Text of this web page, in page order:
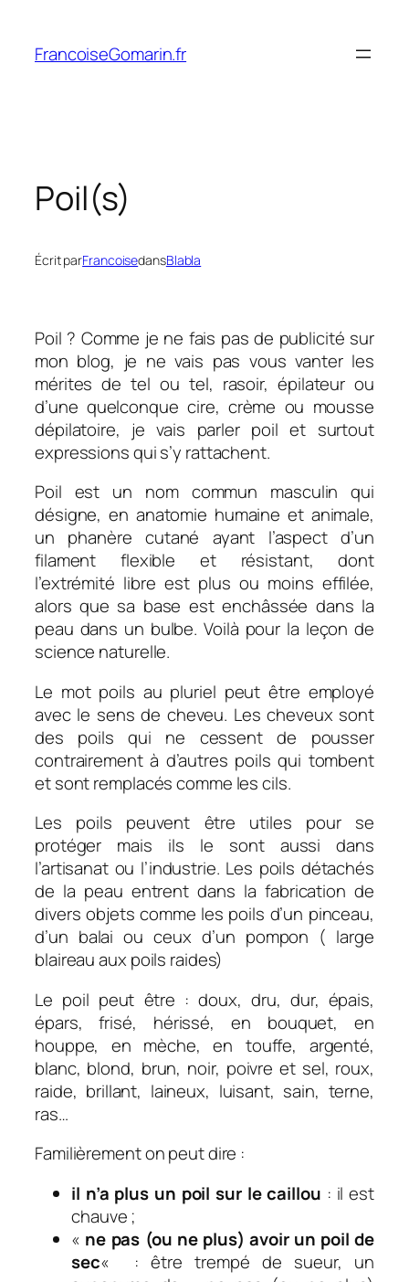
contenu
FrancoiseGomarin.fr
Poil(s)
Écrit parFrancoisedansBlabla
Poil ? Comme je ne fais pas de publicité sur
mon blog, je ne vais pas vous vanter les
mérites de tel ou tel, rasoir, épilateur ou
d’une quelconque cire, crème ou mousse
dépilatoire, je vais parler poil et surtout
expressions qui s’y rattachent.
Poil est un nom commun masculin qui
désigne, en anatomie humaine et animale,
un phanère cutané ayant l’aspect d’un
filament flexible et résistant, dont
l’extrémité libre est plus ou moins effilée,
alors que sa base est enchâssée dans la
peau dans un bulbe.Voilà pour la leçon de
science naturelle.
Le mot poils au pluriel peut être employé
avec le sens de cheveu. Les cheveux sont
des poils qui ne cessent de pousser
contrairement à d’autres poils qui tombent
et sont remplacés comme les cils.
Les poils peuvent être utiles pour se
protéger mais ils le sont aussi dans
l’artisanat ou l’industrie. Les poils détachés
de la peau entrent dans la fabrication de
divers objets comme les poils d’un pinceau,
d’un balai ou ceux d’un pompon ( large
blaireau aux poils raides)
Le poil peut être : doux, dru, dur, épais,
épars, frisé, hérissé, en bouquet, en
houppe, en mèche, en touffe, argenté,
blanc, blond, brun, noir, poivre et sel, roux,
raide, brillant, laineux, luisant, sain, terne,
ras…
Familièrement on peut dire :
il n’a plus un poil sur le caillou : il est
chauve ;
« ne pas (ou ne plus) avoir un poil de
sec« : être trempé de sueur, un